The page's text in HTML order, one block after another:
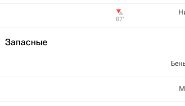
Запасные
87‎’‎